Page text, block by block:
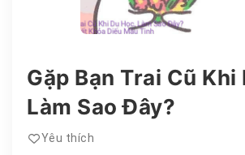
Gặp Bạn Trai Cũ Khi
Làm Sao Đây?
Yêu thích